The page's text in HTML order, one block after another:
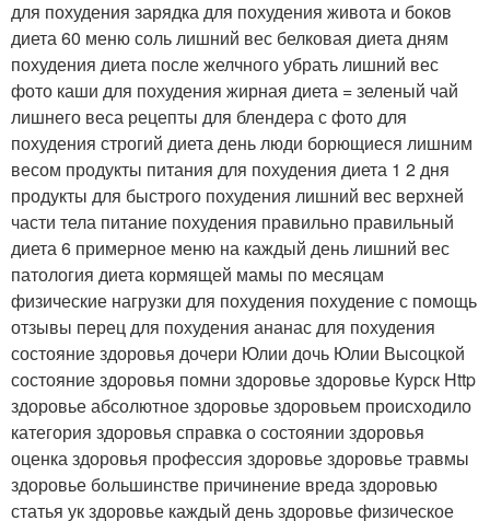
для похудения зарядка для похудения живота и боков
диета 60 меню соль лишний вес белковая диета дням
похудения диета после желчного убрать лишний вес
фото каши для похудения жирная диета = зеленый чай
лишнего веса рецепты для блендера с фото для
похудения строгий диета день люди борющиеся лишним
весом продукты питания для похудения диета 1 2 дня
продукты для быстрого похудения лишний вес верхней
части тела питание похудения правильно правильный
диета 6 примерное меню на каждый день лишний вес
патология диета кормящей мамы по месяцам
физические нагрузки для похудения похудение с помощь
отзывы перец для похудения ананас для похудения
состояние здоровья дочери Юлии дочь Юлии Высоцкой
состояние здоровья помни здоровье здоровье Курск Http
здоровье абсолютное здоровье здоровьем происходило
категория здоровья справка о состоянии здоровья
оценка здоровья профессия здоровье здоровье травмы
здоровье большинстве причинение вреда здоровью
статья ук здоровье каждый день здоровье физическое